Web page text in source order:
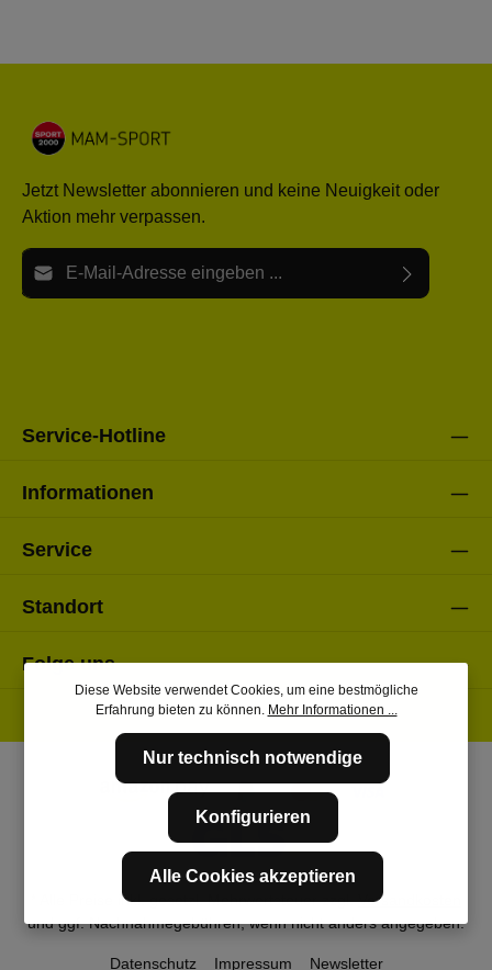
Jetzt Newsletter abonnieren und keine Neuigkeit oder
Aktion mehr verpassen.
E-Mail-Adresse*
Service-Hotline
Informationen
Service
Standort
Folge uns
* Alle Preise inkl. gesetzl. Mehrwertsteuer zzgl.Versandkosten
und ggf. Nachnahmegebühren, wenn nicht anders angegeben.
Datenschutz Impressum Newsletter
Diese Website verwendet Cookies, um eine bestmögliche
Erfahrung bieten zu können. Mehr Informationen ...
Nur technisch notwendige
Konfigurieren
Alle Cookies akzeptieren